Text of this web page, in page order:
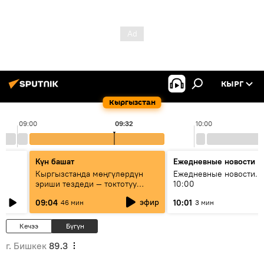
Кыргызстан
КЫРГ
09:00 10:00
09:32
Күн башат
Кыргызстанда мөңгүлөрдүн
эриши тездеди — токтотуу
09:04 46 мин эфир
Ежедневные новости
Ежедневные новости.
10:00
10:01 3 мин
Кечээ Бүгүн
г. Бишкек 89.3